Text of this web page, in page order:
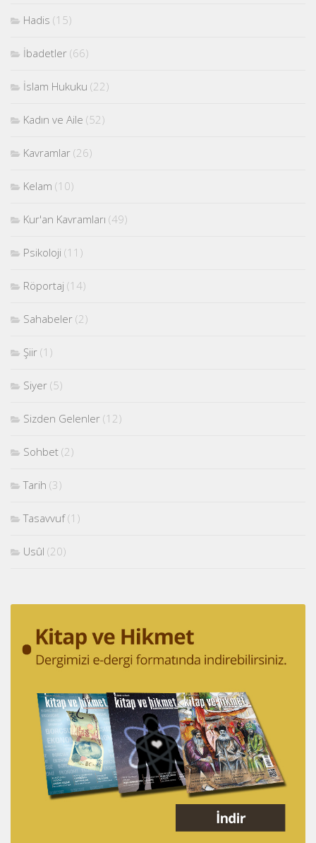
Hadis (15)
İbadetler (66)
İslam Hukuku (22)
Kadın ve Aile (52)
Kavramlar (26)
Kelam (10)
Kur'an Kavramları (49)
Psikoloji (11)
Röportaj (14)
Sahabeler (2)
Şiir (1)
Siyer (5)
Sizden Gelenler (12)
Sohbet (2)
Tarih (3)
Tasavvuf(1)
Usûl (20)